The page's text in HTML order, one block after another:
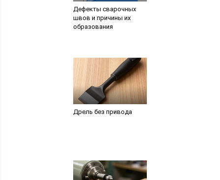
Дефекты сварочных
швов и причины их
образования
Дрель без привода